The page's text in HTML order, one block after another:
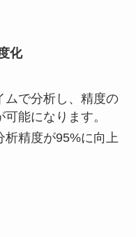
化
ムで分析し、精度の
能になります。
析精度が95%に向上